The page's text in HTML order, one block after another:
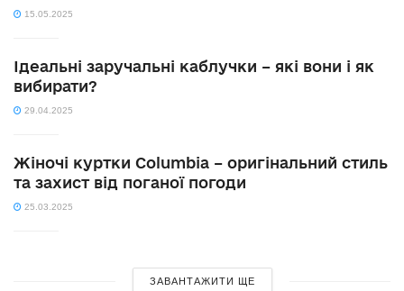
15.05.2025
Ідеальні заручальні каблучки – які вони і як
вибирати?
29.04.2025
Жіночі куртки Columbia – оригінальний стиль
та захист від поганої погоди
25.03.2025
ЗАВАНТАЖИТИ ЩЕ